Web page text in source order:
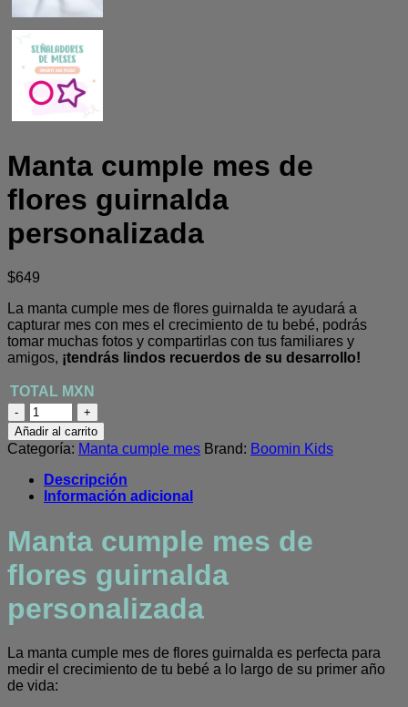
Manta cumple mes de
flores guirnalda
personalizada
$649
La manta cumple mes de flores guirnalda te ayudará a
capturar mes con mes el crecimiento de tu bebé, podrás
tomar muchas fotos y compartirlas con tus familiares y
amigos, ¡tendrás lindos recuerdos de su desarrollo!
Manta
cumple
mes
de
flores
guirnalda
personalizada
Añadir al carrito
Categoría: Manta cumple mes Brand: Boomin Kids
Descripción
Información adicional
Manta cumple mes de
flores guirnalda
personalizada
La manta cumple mes de flores guirnalda es perfecta para
medir el crecimiento de tu bebé a lo largo de su primer año
de vida: